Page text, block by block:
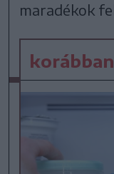
maradékok